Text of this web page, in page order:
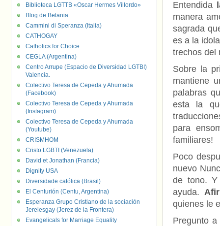
Entendida
manera
sagrada
es a la
trechos del
Sobre la
mantiene
palabras
esta la
para
familiares!
Poco
nuevo
de tono. Y
ayuda.
quienes le
Pregunto
Biblioteca LGTTB «Oscar Hermes Villordo»
Blog de Betania
Cammini di Speranza (Italia)
CATHOGAY
Catholics for Choice
CEGLA (Argentina)
Centro Arrupe (Espacio de Diversidad LGTBI)
Valencia.
Colectivo Teresa de Cepeda y Ahumada
(Facebook)
Colectivo Teresa de Cepeda y Ahumada
(Instagram)
Colectivo Teresa de Cepeda y Ahumada
(Youtube)
CRISMHOM
Cristo LGBTI (Venezuela)
David et Jonathan (Francia)
Dignity USA
Diversidade católica (Brasil)
El Centurión (Centu, Argentina)
Esperanza Grupo Cristiano de la sociación
Jerelesgay (Jerez de la Frontera)
Evangelicals for Marriage Equality